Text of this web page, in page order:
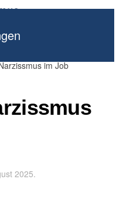
im Job
2025.